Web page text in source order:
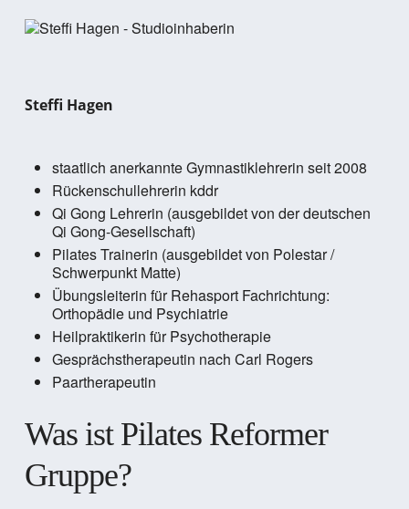
Steffi Hagen
staatlich anerkannte Gymnastiklehrerin seit 2008
Rückenschullehrerin kddr
Qi Gong Lehrerin (ausgebildet von der deutschen
Qi Gong-Gesellschaft)
Pilates Trainerin (ausgebildet von Polestar /
Schwerpunkt Matte)
Übungsleiterin für Rehasport Fachrichtung:
Orthopädie und Psychiatrie
Heilpraktikerin für Psychotherapie
Gesprächstherapeutin nach Carl Rogers
Paartherapeutin
Was ist Pilates Reformer
Gruppe?